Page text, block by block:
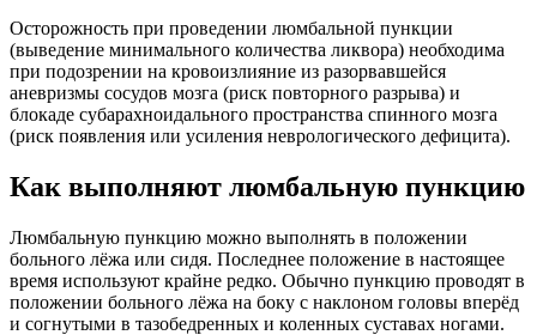
Осторожность при проведении люмбальной пункции
(выведение минимального количества ликвора) необходима
при подозрении на кровоизлияние из разорвавшейся
аневризмы сосудов мозга (риск повторного разрыва) и
блокаде субарахноидального пространства спинного мозга
(риск появления или усиления неврологического дефицита).
Как выполняют люмбальную пункцию
Люмбальную пункцию можно выполнять в положении
больного лёжа или сидя. Последнее положение в настоящее
время используют крайне редко. Обычно пункцию проводят в
положении больного лёжа на боку с наклоном головы вперёд
и согнутыми в тазобедренных и коленных суставах ногами.